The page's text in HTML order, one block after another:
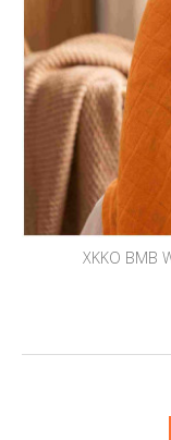
XKKO BMB